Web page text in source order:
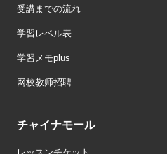
受講までの流れ
学習レベル表
学習メモplus
网校教师招聘
チャイナモール